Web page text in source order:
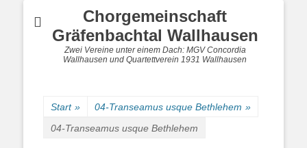
Chorgemeinschaft
Gräfenbachtal Wallhausen
Zwei Vereine unter einem Dach: MGV Concordia
Wallhausen und Quartettverein 1931 Wallhausen
Start » 04-Transeamus usque Bethlehem »
04-Transeamus usque Bethlehem